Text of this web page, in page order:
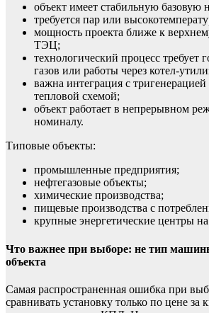
объект имеет стабильную базовую
требуется пар или
мощность проекта ближе к
ТЭЦ;
технологический процесс требует
газов или работы через котел-
важна интеграция с
тепловой схемой;
объект работает в непрерывном
номиналу.
Типовые объекты:
промышленные предприятия;
нефтегазовые объекты;
химические производства;
пищевые производства с
крупные энергетические центры
Что важнее при выборе: не тип
объекта
Самая распространенная ошибка при
сравнивать установку только по цене за